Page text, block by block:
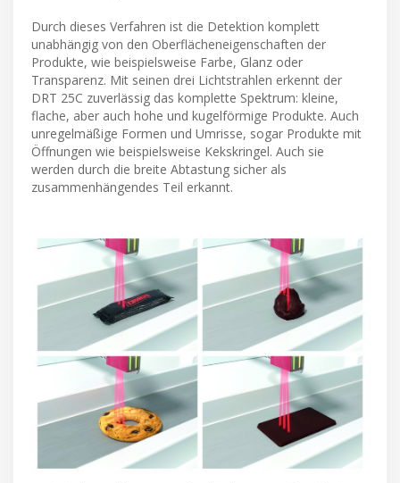
Durch dieses Verfahren ist die Detektion komplett
unabhängig von den Oberflächeneigenschaften der
Produkte, wie beispielsweise Farbe, Glanz oder
Transparenz. Mit seinen drei Lichtstrahlen erkennt der
DRT 25C zuverlässig das komplette Spektrum: kleine,
flache, aber auch hohe und kugelförmige Produkte. Auch
unregelmäßige Formen und Umrisse, sogar Produkte mit
Öffnungen wie beispielsweise Kekskringel. Auch sie
werden durch die breite Abtastung sicher als
zusammenhängendes Teil erkannt.